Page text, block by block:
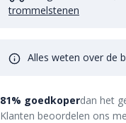
trommelstenen
Alles weten over de
81% goedkoperdan het
Klanten beoordelen ons